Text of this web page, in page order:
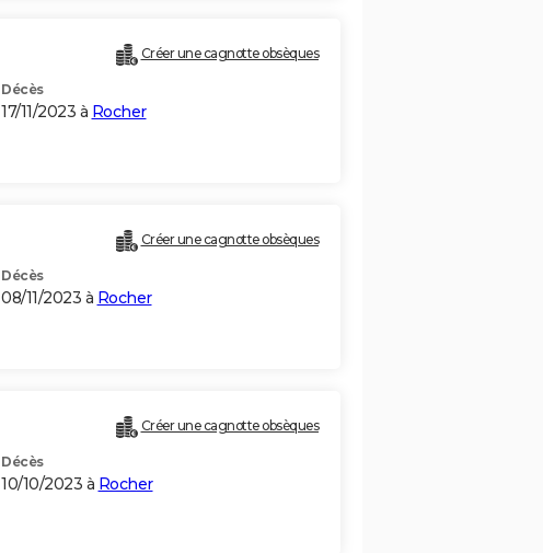
Créer une cagnotte obsèques
Décès
17/11/2023 à Rocher
Créer une cagnotte obsèques
Décès
08/11/2023 à Rocher
Créer une cagnotte obsèques
Décès
10/10/2023 à Rocher